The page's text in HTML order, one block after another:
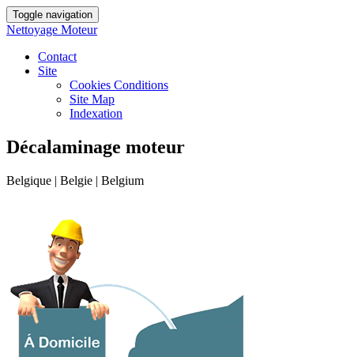
Toggle navigation
Nettoyage Moteur
Contact
Site
Cookies Conditions
Site Map
Indexation
Décalaminage moteur
Belgique | Belgie | Belgium